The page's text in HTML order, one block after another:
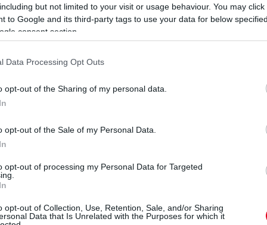
but not limited to your visit or usage behaviour. You may
to Google and its third-party tags to use your data for below
consent section.
Data Processing Opt Outs
opt-out of the Sharing of my personal data.
opt-out of the Sale of my Personal Data.
opt-out of processing my Personal Data for Targeted
opt-out of Collection, Use, Retention, Sale, and/or Sharing
Data that Is Unrelated with the Purposes for which it
a Mercedesnek, ami esélyt ad, de a
gondjuk lesz.”
Igaz, hogy olyan aszfaltcsíkok következnek,
remek tapadását, de úgy gondolom,
Formájukat elnézve viszont nem kérdés,
a közvetlen élmezőnyben” – tekintett
ismét komolyabb eséllyel szállhat
is.
az alábbi gombokkal: